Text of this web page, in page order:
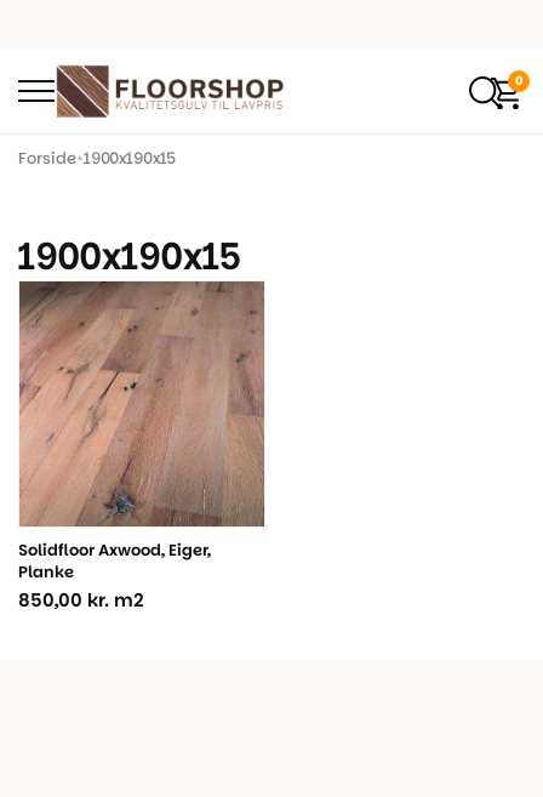
0
Forside•1900x190x15
1900x190x15
Solidfloor Axwood, Eiger,
Planke
850,00 kr. m2